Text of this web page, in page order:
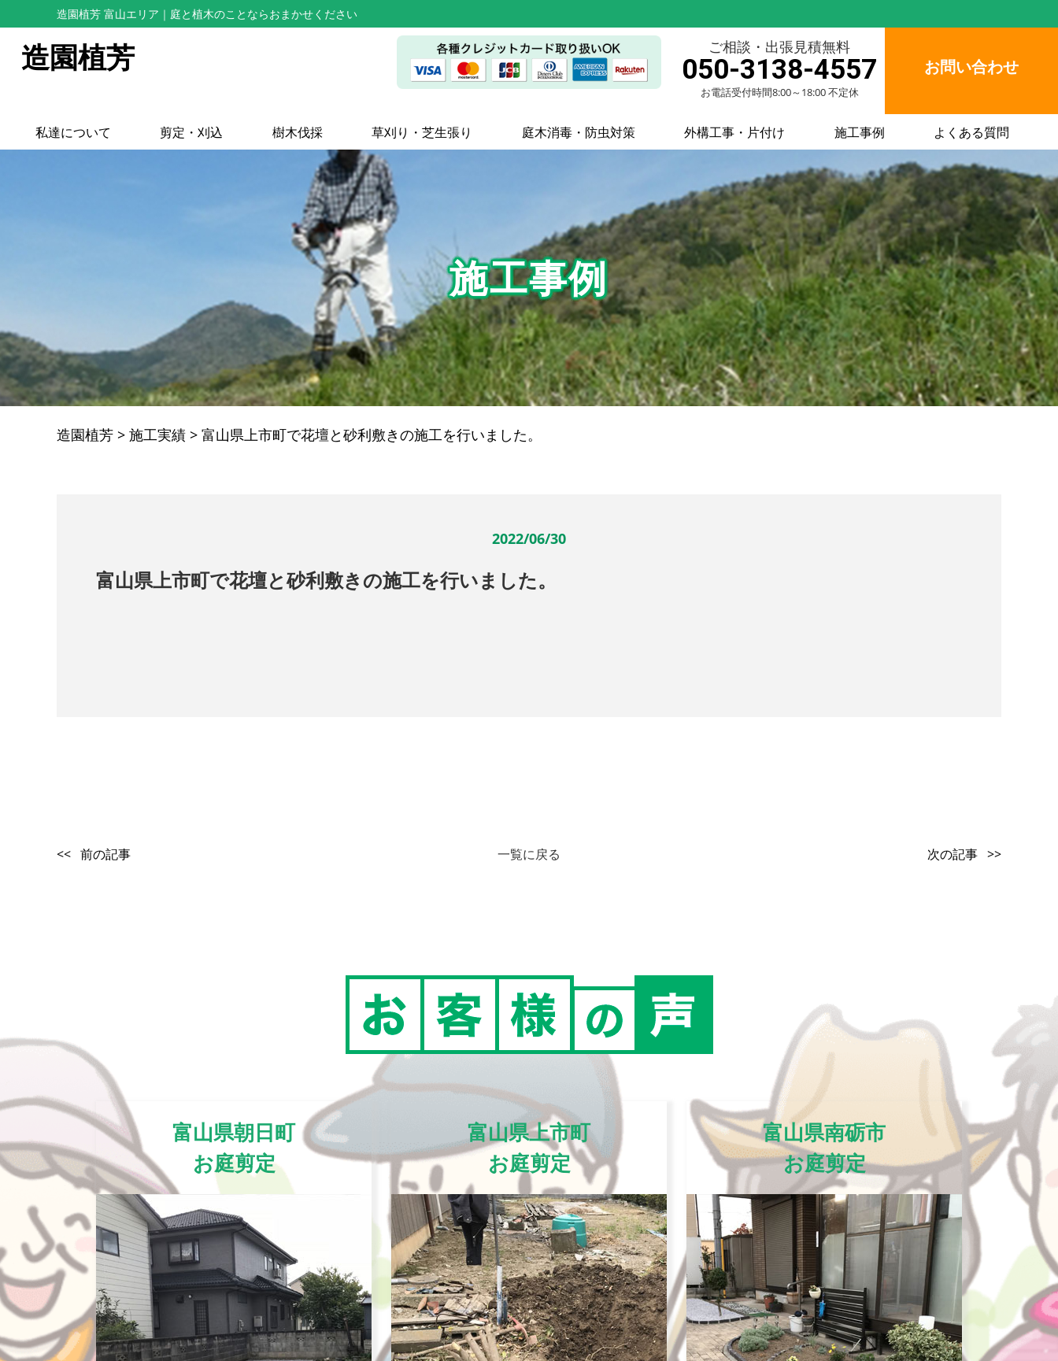
造園植芳 富山エリア ｜庭と植木のことならおまかせください
造園植芳 ご相談・出張見積無料
050-3138-4557
お電話受付時間8:00～18:00 不定休
お問い合わせ
私達について 剪定・刈込 樹木伐採 草刈り・芝生張り 庭木消毒・防虫対策 外構工事・片付け 施工事例 よくある質問
施工事例
造園植芳 > 施工実績 > 富山県上市町で花壇と砂利敷きの施工を行いました。
2022/06/30
富山県上市町で花壇と砂利敷きの施工を行いました。
<< 前の記事 一覧に戻る 次の記事 >>
富山県朝日町
お庭剪定
富山県上市町
お庭剪定
富山県南砺市
お庭剪定